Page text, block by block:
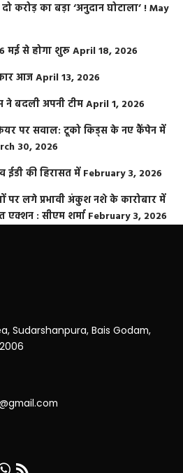
करोड़ का बड़ा ‘अनुदान घोटाला’ !May
मई से होगा शुरूApril 18, 2026
आजApril 13, 2026
बदली अपनी टीमApril 1, 2026
पर सवाल: टूको किड्स के नए कैंपेन में
30, 2026
ईडी की हिरासत में February 3, 2026
पर लगे प्रभावी अंकुश नशे के कारोबार में
एक्शन : सीएम शर्मा February 3, 2026
Sudarshanpura, Bais Godam,